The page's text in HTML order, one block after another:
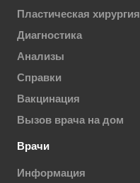
Пластическая хирургия
Диагностика
Анализы
Справки
Вакцинация
Вызов врача на дом
Врачи
Информация